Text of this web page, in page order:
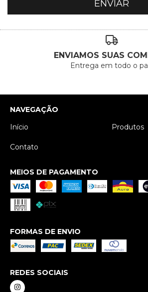
ENVIAMOS SUAS
Entrega em todo o
NAVEGAÇÃO
Início
Produtos
Contato
MEIOS DE PAGAMENTO
FORMAS DE ENVIO
REDES SOCIAIS